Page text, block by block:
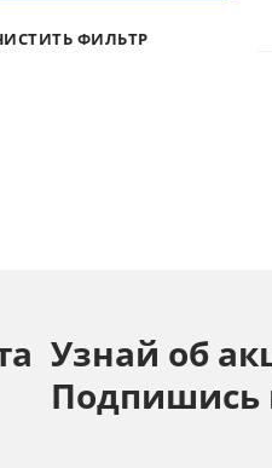
ФИЛЬТР
Узнай об
Подпишись